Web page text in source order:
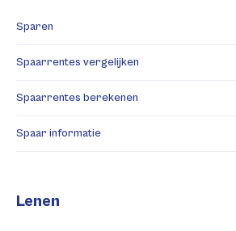
Sparen
Spaarrentes vergelijken
Spaarrentes berekenen
Spaar informatie
Lenen